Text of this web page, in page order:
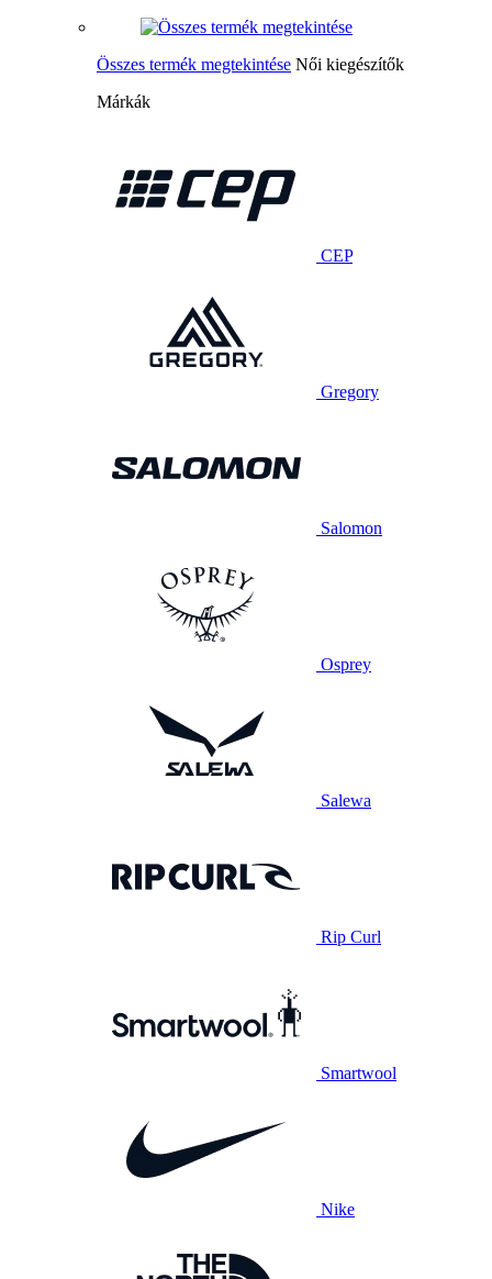
Összes termék megtekintése Női kiegészítők
Márkák
CEP
Gregory
Salomon
Osprey
Salewa
Rip Curl
Smartwool
Nike